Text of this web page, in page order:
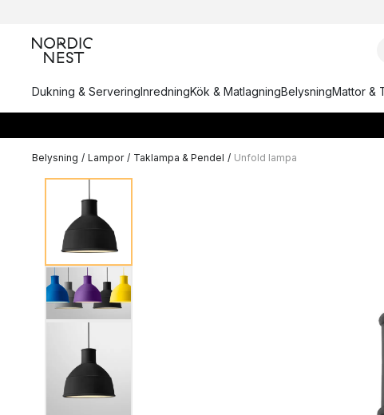
Dukning & ServeringInredningKök & MatlagningBelysningMattor &
Belysning / Lampor / Taklampa & Pendel / Unfold lampa